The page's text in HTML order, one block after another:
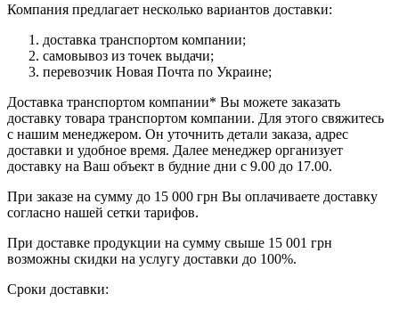
Компания предлагает несколько вариантов доставки:
доставка транспортом компании;
самовывоз из точек выдачи;
перевозчик Новая Почта по Украине;
Доставка транспортом компании* Вы можете заказать
доставку товара транспортом компании. Для этого свяжитесь
с нашим менеджером. Он уточнить детали заказа, адрес
доставки и удобное время. Далее менеджер организует
доставку на Ваш объект в будние дни с 9.00 до 17.00.
При заказе на сумму до 15 000 грн Вы оплачиваете доставку
согласно нашей сетки тарифов.
При доставке продукции на сумму свыше 15 001 грн
возможны скидки на услугу доставки до 100%.
Сроки доставки: